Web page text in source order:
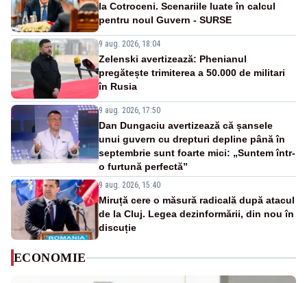
la Cotroceni. Scenariile luate în calcul
pentru noul Guvern - SURSE
9 aug. 2026, 18:04
Zelenski avertizează: Phenianul
pregătește trimiterea a 50.000 de militari
în Rusia
9 aug. 2026, 17:50
Dan Dungaciu avertizează că șansele
unui guvern cu drepturi depline până în
septembrie sunt foarte mici: „Suntem într-
o furtună perfectă”
9 aug. 2026, 15:40
Miruță cere o măsură radicală după atacul
de la Cluj. Legea dezinformării, din nou în
discuție
ECONOMIE